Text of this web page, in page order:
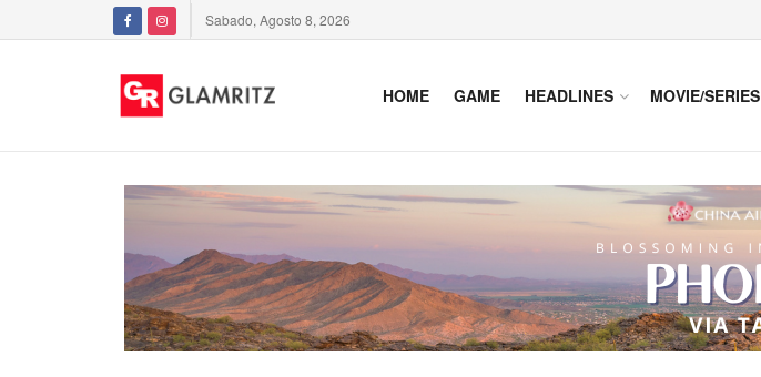
Sabado, Agosto 8, 2026
HOME GAME HEADLINES MOVIE/SERIES